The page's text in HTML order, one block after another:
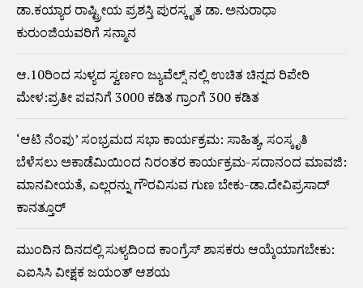
ಡಾ.ಕಯ್ಯಾರ ರಾಷ್ಟ್ರೀಯ ಪ್ರಶಸ್ತಿ ಪುರಸ್ಕೃತ ಡಾ. ಅನುರಾಧಾ
ಕುರುಂಜಿಯವರಿಗೆ ಸನ್ಮಾನ
ಆ.10ರಿಂದ ಸುಳ್ಯದ ಸ್ವರ್ಣಂ ಜ್ಯುವೆಲ್ಸ್ ನಲ್ಲಿ ಉಚಿತ ಚಿನ್ನದ ರಿಪೇರಿ
ಮೇಳ:ಪ್ರತೀ ಪವನಿಗೆ 3000 ಕಡಿತ ಗ್ರಾಂಗೆ 300 ಕಡಿತ
‘ಆಟಿ ನೆಂಪು’ ಸಂಭ್ರಮದ ಸಭಾ ಕಾರ್ಯಕ್ರಮ: ಸಾಹಿತ್ಯ, ಸಂಸ್ಕೃತಿ
ಬೆಳೆಸಲು ಅಕಾಡೆಮಿಯಿಂದ ನಿರಂತರ ಕಾರ್ಯಕ್ರಮ-ಸದಾನಂದ ಮಾವಜಿ:
ಮಾನವೀಯತೆ, ಎಲ್ಲರನ್ನು ಗೌರವಿಸುವ ಗುಣ ಬೇಕು-ಡಾ.ದೇವಿಪ್ರಸಾದ್‌
ಕಾನತ್ತೂರ್
ಮುಂದಿನ ದಿನದಲ್ಲಿ ಸುಳ್ಯದಿಂದ ಕಾಂಗ್ರೆಸ್ ಶಾಸಕರು ಆಯ್ಕೆಯಾಗಬೇಕು:
ಎಐಸಿಸಿ ವೀಕ್ಷಕ ಜಯಂತ್ ಆಶಯ